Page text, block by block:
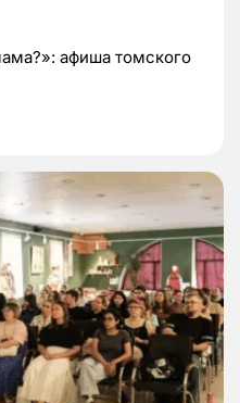
афиша томского